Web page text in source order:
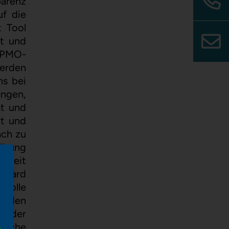
die
Tool
und
bei
und
und
zu
volle
der